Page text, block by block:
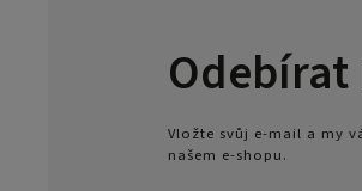
Vložte svůj e-mail a my
našem e-shopu.